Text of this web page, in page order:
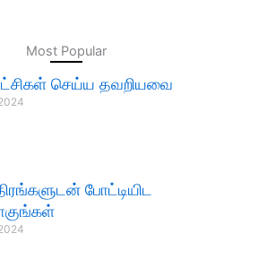
Most Popular
செய்ய தவறியவை
போட்டியிட